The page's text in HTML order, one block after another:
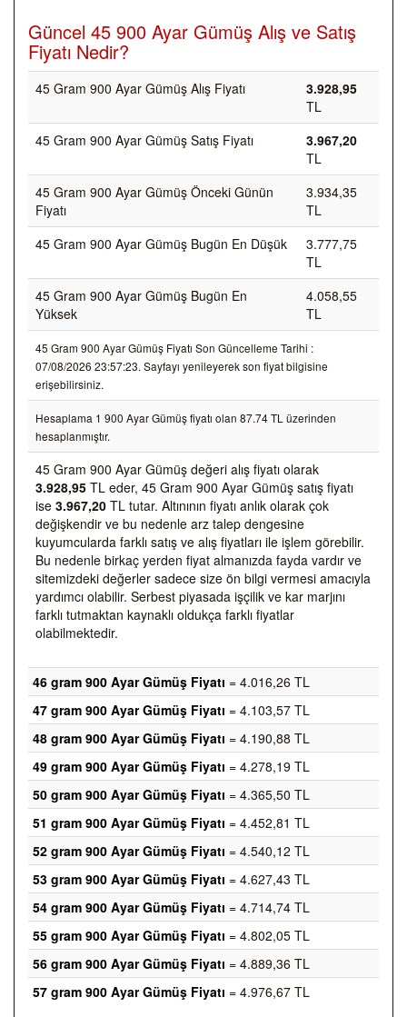
Güncel 45 900 Ayar Gümüş Alış ve Satış
Fiyatı Nedir?
45 Gram 900 Ayar Gümüş Alış Fiyatı
3.928,95
TL
45 Gram 900 Ayar Gümüş Satış Fiyatı
3.967,20
TL
45 Gram 900 Ayar Gümüş Önceki Günün
Fiyatı
3.934,35
TL
45 Gram 900 Ayar Gümüş Bugün En Düşük
3.777,75
TL
45 Gram 900 Ayar Gümüş Bugün En
Yüksek
4.058,55
TL
45 Gram 900 Ayar Gümüş Fiyatı Son Güncelleme Tarihi :
07/08/2026 23:57:23. Sayfayı yenileyerek son fiyat bilgisine
erişebilirsiniz.
Hesaplama 1 900 Ayar Gümüş fiyatı olan 87.74 TL üzerinden
hesaplanmıştır.
45 Gram 900 Ayar Gümüş değeri alış fiyatı olarak
3.928,95 TL eder, 45 Gram 900 Ayar Gümüş satış fiyatı
ise 3.967,20 TL tutar. Altınının fiyatı anlık olarak çok
değişkendir ve bu nedenle arz talep dengesine
kuyumcularda farklı satış ve alış fiyatları ile işlem görebilir.
Bu nedenle birkaç yerden fiyat almanızda fayda vardır ve
sitemizdeki değerler sadece size ön bilgi vermesi amacıyla
yardımcı olabilir. Serbest piyasada işçilik ve kar marjını
farklı tutmaktan kaynaklı oldukça farklı fiyatlar
olabilmektedir.
46 gram 900 Ayar Gümüş Fiyatı = 4.016,26 TL
47 gram 900 Ayar Gümüş Fiyatı = 4.103,57 TL
48 gram 900 Ayar Gümüş Fiyatı = 4.190,88 TL
49 gram 900 Ayar Gümüş Fiyatı = 4.278,19 TL
50 gram 900 Ayar Gümüş Fiyatı = 4.365,50 TL
51 gram 900 Ayar Gümüş Fiyatı = 4.452,81 TL
52 gram 900 Ayar Gümüş Fiyatı = 4.540,12 TL
53 gram 900 Ayar Gümüş Fiyatı = 4.627,43 TL
54 gram 900 Ayar Gümüş Fiyatı = 4.714,74 TL
55 gram 900 Ayar Gümüş Fiyatı = 4.802,05 TL
56 gram 900 Ayar Gümüş Fiyatı = 4.889,36 TL
57 gram 900 Ayar Gümüş Fiyatı = 4.976,67 TL